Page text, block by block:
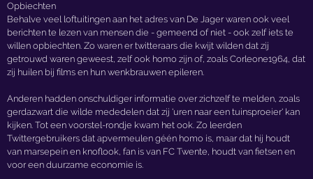
Opbiechten
Behalve veel loftuitingen aan het adres van De Jager waren ook veel
berichten te lezen van mensen die - gemeend of niet - ook zelf iets te
willen opbiechten. Zo waren er twitteraars die kwijt wilden dat zij
getrouwd waren geweest, zelf ook homo zijn of, zoals Corleone1964, dat
zij huilen bij films en hun wenkbrauwen epileren.
Anderen hadden onschuldiger informatie over zichzelf te melden, zoals
gerdazwart die wilde mededelen dat zij 'uren naar een tuinsproeier' kan
kijken. Tot een voorstel-rondje kwam het ook. Zo leerden
Twittergebruikers dat apvermeulen géén homo is, maar dat hij houdt
van marsepein en knoflook, fan is van FC Twente, houdt van fietsen en
voor een duurzame economie is.